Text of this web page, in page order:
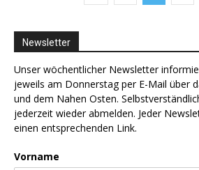
Newsletter
Unser wöchentlicher Newsletter
jeweils am Donnerstag per E-Mail über
und dem Nahen Osten.
jederzeit wieder abmelden. Jeder
einen entsprechenden Link.
Vorname